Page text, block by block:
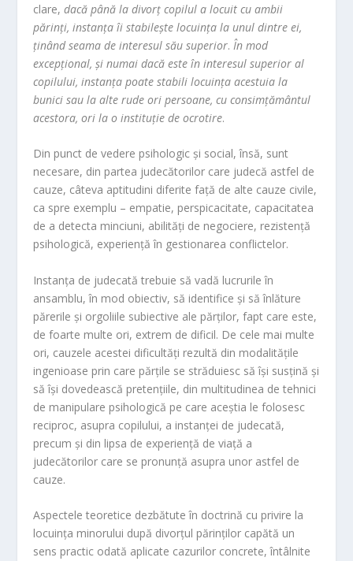
clare,dacă până la divorț copilul a locuit cu ambii
părinţi, instanţa îi stabileşte locuinţa la unul dintre ei,
ținând seama de interesul său superior.În mod
excepţional, şi numai dacă este în interesul superior al
copilului, instanța poate stabili locuinţa acestuia la
bunici sau la alte rude ori persoane, cu consimțământul
acestora, ori la o instituţie de ocrotire.
Din punct de vedere psihologic și social, însă, sunt
necesare, din partea judecătorilor care judecă astfel de
cauze, câteva aptitudini diferite față de alte cauze civile,
ca spre exemplu – empatie, perspicacitate, capacitatea
de a detecta minciuni, abilități de negociere, rezistență
psihologică, experiență în gestionarea conflictelor.
Instanța de judecată trebuie să vadă lucrurile în
ansamblu, în mod obiectiv, să identifice și să înlăture
părerile și orgoliile subiective ale părților, fapt care este,
de foarte multe ori, extrem de dificil. De cele mai multe
ori, cauzele acestei dificultăți rezultă din modalitățile
ingenioase prin care părțile se străduiesc să își susțină și
să își dovedească pretențiile, din multitudinea de tehnici
de manipulare psihologică pe care aceștia le folosesc
reciproc, asupra copilului, a instanței de judecată,
precum și din lipsa de experiență de viață a
judecătorilor care se pronunță asupra unor astfel de
cauze.
Aspectele teoretice dezbătute în doctrină cu privire la
locuința minorului după divorțul părinților capătă un
sens practic odată aplicate cazurilor concrete, întâlnite